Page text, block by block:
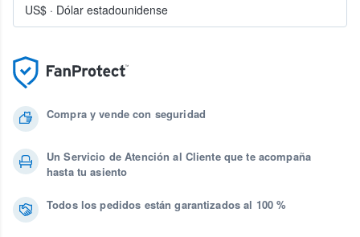
Compra y vende con seguridad
Un Servicio de Atención al Cliente que te acompaña
hasta tu asiento
Todos los pedidos están garantizados al 100 %
US$ · Dólar estadounidense